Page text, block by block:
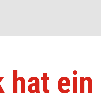
hat ein